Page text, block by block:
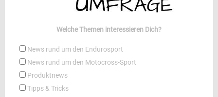
Welche Themen interessieren Dich?
News rund um den Endurosport
News rund um den Motocross-Sport
Produktnews
Tipps & Tricks